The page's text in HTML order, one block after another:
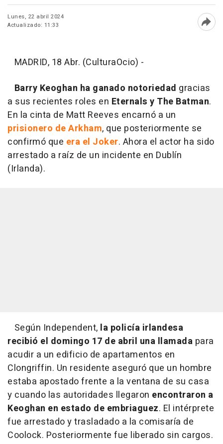
Lunes, 22 abril 2024
Actualizado: 11:33
MADRID, 18 Abr. (CulturaOcio) -
Barry Keoghan ha ganado notoriedad gracias
a sus recientes roles en Eternals y The Batman.
En la cinta de Matt Reeves encarnó a un
prisionero de Arkham, que posteriormente se
confirmó que era el Joker. Ahora el actor ha sido
arrestado a raíz de un incidente en Dublín
(Irlanda).
Según Independent, la policía irlandesa
recibió el domingo 17 de abril una llamada para
acudir a un edificio de apartamentos en
Clongriffin. Un residente aseguró que un hombre
estaba apostado frente a la ventana de su casa
y cuando las autoridades llegaron encontraron a
Keoghan en estado de embriaguez. El intérprete
fue arrestado y trasladado a la comisaría de
Coolock. Posteriormente fue liberado sin cargos.